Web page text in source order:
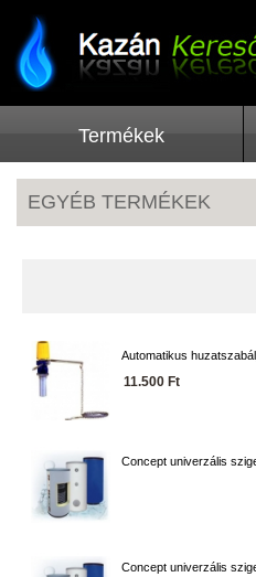
Termékek
EGYÉB TERMÉKEK
Automatikus
11.500 Ft
Concept univerzális
Concept univerzális